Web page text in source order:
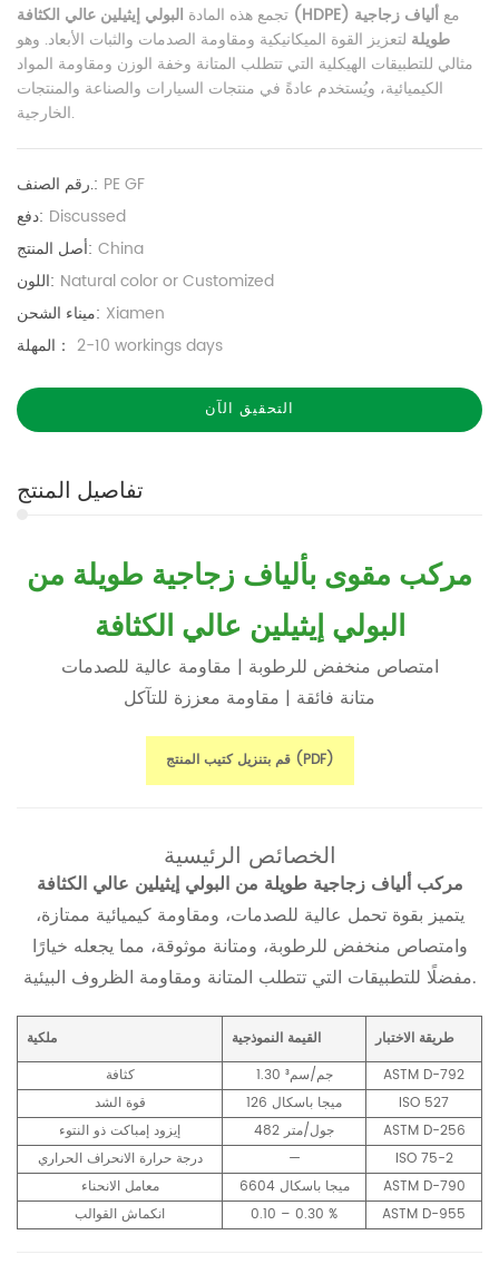
تجمع هذه المادة البولي إيثيلين عالي الكثافة (HDPE) مع ألياف زجاجية
طويلة لتعزيز القوة الميكانيكية ومقاومة الصدمات والثبات الأبعاد. وهو
مثالي للتطبيقات الهيكلية التي تتطلب المتانة وخفة الوزن ومقاومة المواد
الكيميائية، ويُستخدم عادةً في منتجات السيارات والصناعة والمنتجات
الخارجية.
رقم الصنف.: PE GF
دفع: Discussed
أصل المنتج: China
اللون: Natural color or Customized
ميناء الشحن: Xiamen
المهلة： 2-10 workings days
التحقيق الآن
تفاصيل المنتج
مركب مقوى بألياف زجاجية طويلة من
البولي إيثيلين عالي الكثافة
امتصاص منخفض للرطوبة | مقاومة عالية للصدمات
متانة فائقة | مقاومة معززة للتآكل
قم بتنزيل كتيب المنتج (PDF)
الخصائص الرئيسية
مركب ألياف زجاجية طويلة من البولي إيثيلين عالي الكثافة
يتميز بقوة تحمل عالية للصدمات، ومقاومة كيميائية ممتازة،
وامتصاص منخفض للرطوبة، ومتانة موثوقة، مما يجعله خيارًا
مفضلًا للتطبيقات التي تتطلب المتانة ومقاومة الظروف البيئية.
ملكية القيمة النموذجية
طريقة الاختبار
كثافة
1.30 جم/سم³
ASTM D-792
قوة الشد
126 ميجا باسكال
ISO 527
إيزود إمباكت ذو النتوء
482 جول/متر
ASTM D-256
درجة حرارة الانحراف الحراري
—
ISO 75-2
معامل الانحناء
6604 ميجا باسكال
ASTM D-790
انكماش القوالب
0.10 – 0.30 % ASTM D-955